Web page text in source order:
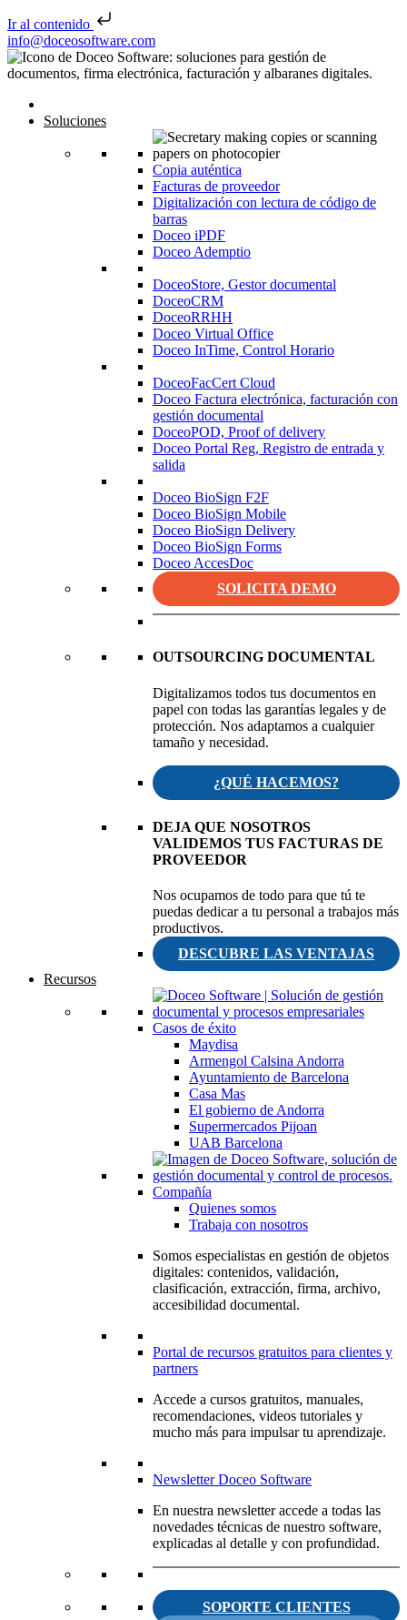
Ir al contenido
Saltar al contenido
info@doceosoftware.com
Soluciones
Copia auténtica
Facturas de proveedor
Digitalización con lectura de código de
barras
Doceo iPDF
Doceo Ademptio
DoceoStore, Gestor documental
DoceoCRM
DoceoRRHH
Doceo Virtual Office
Doceo InTime, Control Horario
DoceoFacCert Cloud
Doceo Factura electrónica, facturación con
gestión documental
DoceoPOD, Proof of delivery
Doceo Portal Reg, Registro de entrada y
salida
Doceo BioSign F2F
Doceo BioSign Mobile
Doceo BioSign Delivery
Doceo BioSign Forms
Doceo AccesDoc
SOLICITA DEMO
OUTSOURCING DOCUMENTAL
Digitalizamos todos tus documentos en
papel con todas las garantías legales y de
protección. Nos adaptamos a cualquier
tamaño y necesidad.
¿QUÉ HACEMOS?
DEJA QUE NOSOTROS
VALIDEMOS TUS FACTURAS DE
PROVEEDOR
Nos ocupamos de todo para que tú te
puedas dedicar a tu personal a trabajos más
productivos.
DESCUBRE LAS VENTAJAS
Recursos
Casos de éxito
Maydisa
Armengol Calsina Andorra
Ayuntamiento de Barcelona
Casa Mas
El gobierno de Andorra
Supermercados Pijoan
UAB Barcelona
Compañía
Quienes somos
Trabaja con nosotros
Somos especialistas en gestión de objetos
digitales: contenidos, validación,
clasificación, extracción, firma, archivo,
accesibilidad documental.
Portal de recursos gratuitos para clientes y
partners
Accede a cursos gratuitos, manuales,
recomendaciones, videos tutoriales y
mucho más para impulsar tu aprendizaje.
Newsletter Doceo Software
En nuestra newsletter accede a todas las
novedades técnicas de nuestro software,
explicadas al detalle y con profundidad.
SOPORTE CLIENTES